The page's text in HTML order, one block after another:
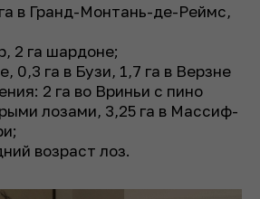
в Гранд-Монтань-де-Реймс,
2 га шардоне;
0,3 га в Бузи, 1,7 га в Верзне
2 га во Вриньи с пино
лозами, 3,25 га в Массиф-
возраст лоз.